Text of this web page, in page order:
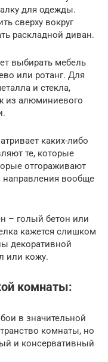
для одежды.
сверху вокруг
раскладной диван.
выбирать мебель
или ротанг. Для
и стекла,
из алюминиевого
каких-либо
те, которые
отгораживают
направления вообще
– голый бетон или
кажется слишком
декоративной
или кожу.
комнаты:
в значительной
комнаты, но
и консервативный